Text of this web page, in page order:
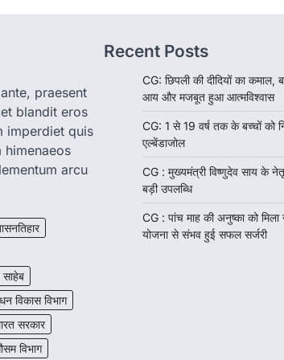
praesent
blandit eros
imperdiet quis
himenaeos
arcu
विकास विभाग
सरकार
विभाग
Recent Posts
CG: छिपली की दीदियों का कमाल,
आय और मजबूत हुआ आत्मविश्वास
CG: 1 से 19 वर्ष तक के बच्चों को
एल्बेंडाजोल
CG : मुख्यमंत्री विष्णुदेव साय के
बड़ी उपलब्धि
CG : पांच माह की अनुष्का को मिला
योजना से संभव हुई सफल सर्जरी